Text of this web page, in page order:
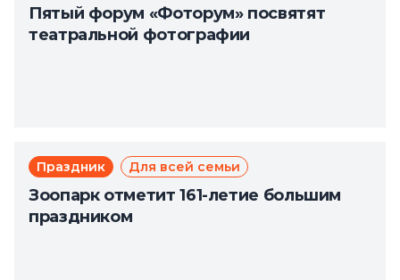
Пятый форум «Фоторум» посвятят
театральной фотографии
Праздник Для всей семьи
Зоопарк отметит 161-летие большим
праздником